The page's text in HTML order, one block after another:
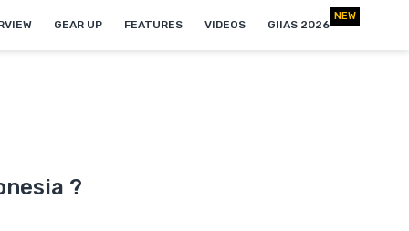
GEAR UP FEATURES VIDEOS GIIAS 2026
?